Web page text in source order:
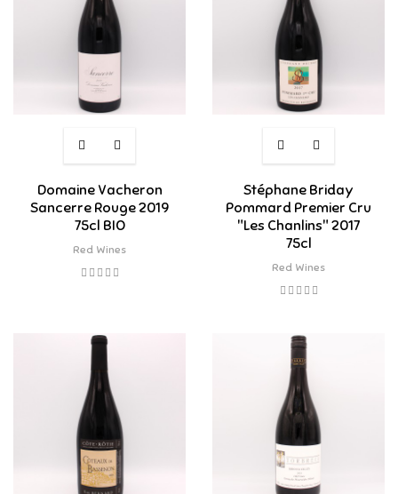
Domaine Vacheron
Sancerre Rouge 2019
75cl BIO
Red Wines
Stéphane Briday
Pommard Premier Cru
"Les Chanlins" 2017
75cl
Red Wines